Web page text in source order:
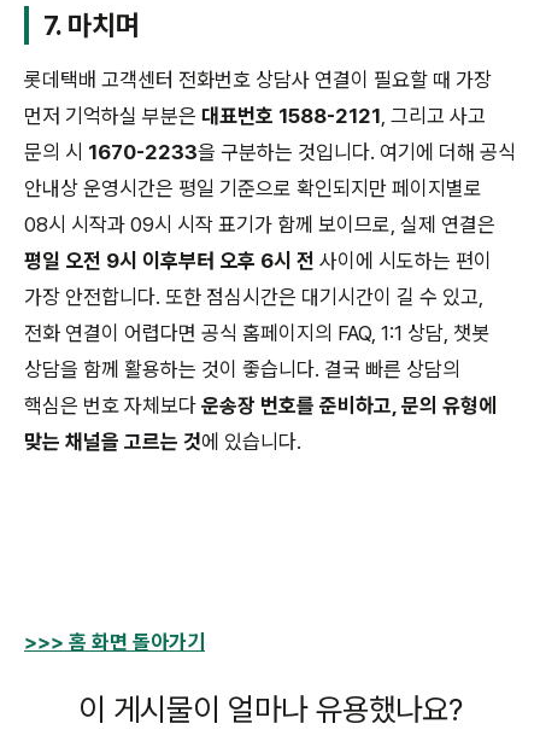
7. 마치며
롯데택배 고객센터 전화번호 상담사 연결이 필요할 때 가장
먼저 기억하실 부분은 대표번호 1588-2121 , 그리고 사고
문의 시 1670-2233을 구분하는 것입니다. 여기에 더해 공식
안내상 운영시간은 평일 기준으로 확인되지만 페이지별로
08시 시작과 09시 시작 표기가 함께 보이므로, 실제 연결은
평일 오전 9시 이후부터 오후 6시 전 사이에 시도하는 편이
가장 안전합니다. 또한 점심시간은 대기시간이 길 수 있고,
전화 연결이 어렵다면 공식 홈페이지의 FAQ, 1:1 상담, 챗봇
상담을 함께 활용하는 것이 좋습니다. 결국 빠른 상담의
핵심은 번호 자체보다 운송장 번호를 준비하고, 문의 유형에
맞는 채널을 고르는 것에 있습니다.
>>> 홈 화면 돌아가기
이 게시물이 얼마나 유용했나요?